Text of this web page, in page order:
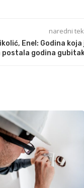
naredni
Enel: Godina koja
godina